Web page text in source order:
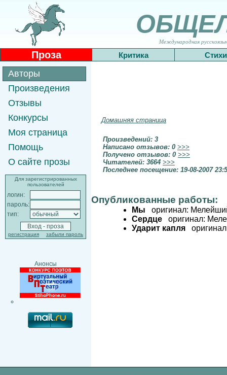
Международная
Проза Критика Стихи
Авторы
Произведения
Отзывы
Конкурсы
Моя страница
Помощь
О сайте прозы
Для зарегистрированных
пользователей
логин:
пароль:
тип:
регистрация забыли пароль
Анонсы
Домашняя страница
Произведений: 3
Написано отзывов: 0 >>>
Получено отзывов: 0 >>>
Читателей: 3664 >>>
Последнее посещение: 19-08-2007
Опубликованные работы:
Мы оригинал:
Сердце оригинал:
Ударит капля